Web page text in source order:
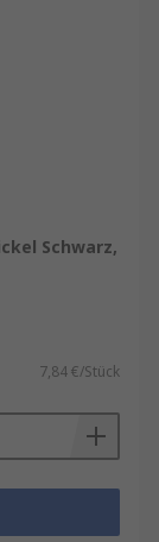
Schwarz,
7,84 €/Stück